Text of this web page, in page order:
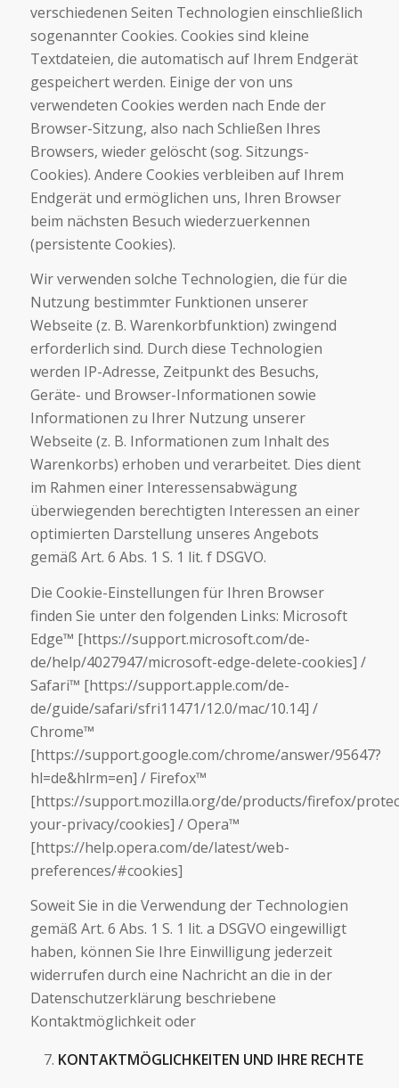
verschiedenen Seiten Technologien einschließlich
sogenannter Cookies. Cookies sind kleine
Textdateien, die automatisch auf Ihrem Endgerät
gespeichert werden. Einige der von uns
verwendeten Cookies werden nach Ende der
Browser-Sitzung, also nach Schließen Ihres
Browsers, wieder gelöscht (sog. Sitzungs-
Cookies). Andere Cookies verbleiben auf Ihrem
Endgerät und ermöglichen uns, Ihren Browser
beim nächsten Besuch wiederzuerkennen
(persistente Cookies).
Wir verwenden solche Technologien, die für die
Nutzung bestimmter Funktionen unserer
Webseite (z. B. Warenkorbfunktion) zwingend
erforderlich sind. Durch diese Technologien
werden IP-Adresse, Zeitpunkt des Besuchs,
Geräte- und Browser-Informationen sowie
Informationen zu Ihrer Nutzung unserer
Webseite (z. B. Informationen zum Inhalt des
Warenkorbs) erhoben und verarbeitet. Dies dient
im Rahmen einer Interessensabwägung
überwiegenden berechtigten Interessen an einer
optimierten Darstellung unseres Angebots
gemäß Art. 6 Abs. 1 S. 1 lit. f DSGVO.
Die Cookie-Einstellungen für Ihren Browser
finden Sie unter den folgenden Links: Microsoft
Edge™ [https://support.microsoft.com/de-
de/help/4027947/microsoft-edge-delete-cookies] /
Safari™ [https://support.apple.com/de-
de/guide/safari/sfri11471/12.0/mac/10.14] /
Chrome™
[https://support.google.com/chrome/answer/95647?
hl=de&hlrm=en] / Firefox™
[https://support.mozilla.org/de/products/firefox/
your-privacy/cookies] / Opera™
[https://help.opera.com/de/latest/web-
preferences/#cookies]
Soweit Sie in die Verwendung der Technologien
gemäß Art. 6 Abs. 1 S. 1 lit. a DSGVO eingewilligt
haben, können Sie Ihre Einwilligung jederzeit
widerrufen durch eine Nachricht an die in der
Datenschutzerklärung beschriebene
Kontaktmöglichkeit oder
KONTAKTMÖGLICHKEITEN UND IHRE RECHTE